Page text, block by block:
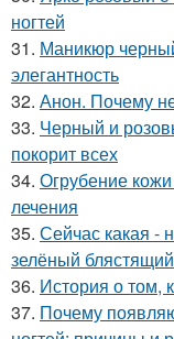
ногтей
31. Маникюр
элегантность
32. Анон. Почему
33. Черный и
покорит всех
34. Огрубение
лечения
35. Сейчас какая -
зелёный
36. История о том,
37. Почему